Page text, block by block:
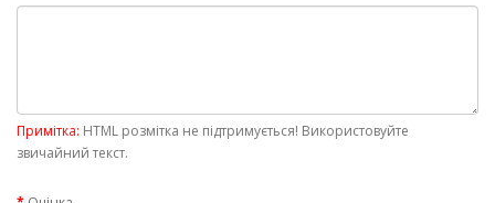
Примітка: HTML розмітка не підтримується! Використовуйте
звичайний текст.